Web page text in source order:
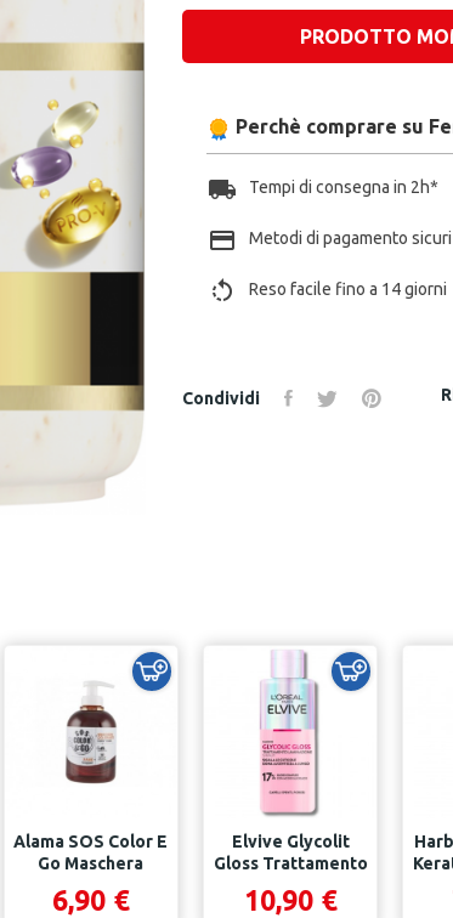
PRODOTTO
Perchè comprare su
local_shipping Tempi di consegna in 2h*
payment
Metodi di pagamento sicuri
rotate_left
Reso facile fino a 14 giorni
Condividi
Alama SOS Color E
Go Maschera
Colorante Rame...
6,90 €
Elvive Glycolit
Gloss Trattamento
Laminazione...
10,90 €